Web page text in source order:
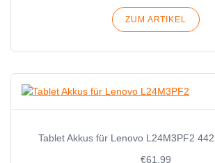
ZUM ARTIKEL
Tablet Akkus für Lenovo L24M3PF2
€61.99